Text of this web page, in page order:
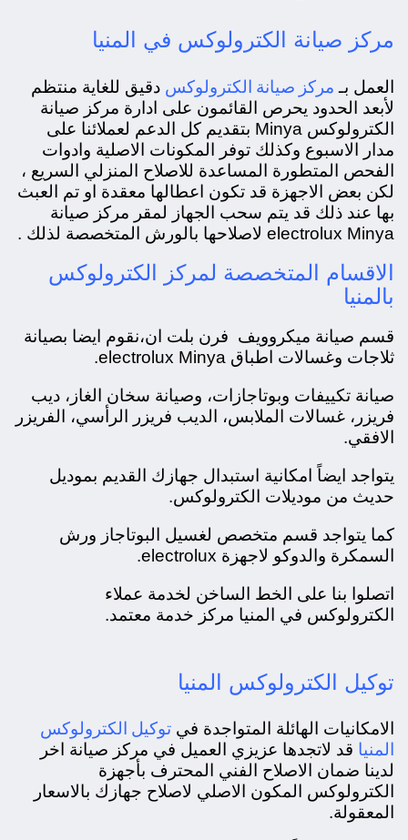
مركز صيانة الكترولوكس في المنيا
العمل بـ مركز صيانة الكترولوكس دقيق للغاية منتظم
لأبعد الحدود يحرص القائمون على ادارة مركز صيانة
الكترولوكس Minya بتقديم كل الدعم لعملائنا على
مدار الاسبوع وكذلك توفر المكونات الاصلية وادوات
الفحص المتطورة المساعدة للاصلاح المنزلي السريع ،
لكن بعض الاجهزة قد تكون اعطالها معقدة او تم العبث
بها عند ذلك قد يتم سحب الجهاز لمقر مركز صيانة
electrolux Minya لاصلاحها بالورش المتخصصة لذلك .
الاقسام المتخصصة لمركز الكترولوكس
بالمنيا
قسم صيانة ميكروويف فرن بلت ان،نقوم ايضا بصيانة
ثلاجات وغسالات اطباق electrolux Minya.
صيانة تكييفات وبوتاجازات، وصيانة سخان الغاز، ديب
فريزر، غسالات الملابس، الديب فريزر الرأسي، الفريزر
الافقي.
يتواجد ايضاً امكانية استبدال جهازك القديم بموديل
حديث من موديلات الكترولوكس.
كما يتواجد قسم متخصص لغسيل البوتاجاز ورش
السمكرة والدوكو لاجهزة electrolux.
اتصلوا بنا على الخط الساخن لخدمة عملاء
الكترولوكس في المنيا مركز خدمة معتمد.
توكيل الكترولوكس المنيا
الامكانيات الهائلة المتواجدة في توكيل الكترولوكس
المنيا قد لاتجدها عزيزي العميل في مركز صيانة اخر
لدينا ضمان الاصلاح الفني المحترف بأجهزة
الكترولوكس المكون الاصلي لاصلاح جهازك بالاسعار
المعقولة.